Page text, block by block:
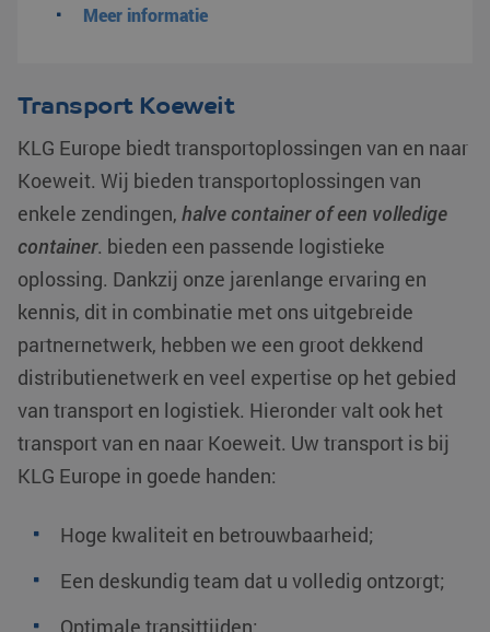
Meer informatie
Transport Koeweit
KLG Europe biedt transportoplossingen van en naar
Koeweit. Wij bieden transportoplossingen van
enkele zendingen, halve container of een volledige
container. bieden een passende logistieke
oplossing. Dankzij onze jarenlange ervaring en
kennis, dit in combinatie met ons uitgebreide
partnernetwerk, hebben we een groot dekkend
distributienetwerk en veel expertise op het gebied
van transport en logistiek. Hieronder valt ook het
transport van en naar Koeweit. Uw transport is bij
KLG Europe in goede handen:
Hoge kwaliteit en betrouwbaarheid;
Een deskundig team dat u volledig ontzorgt;
Optimale transittijden;